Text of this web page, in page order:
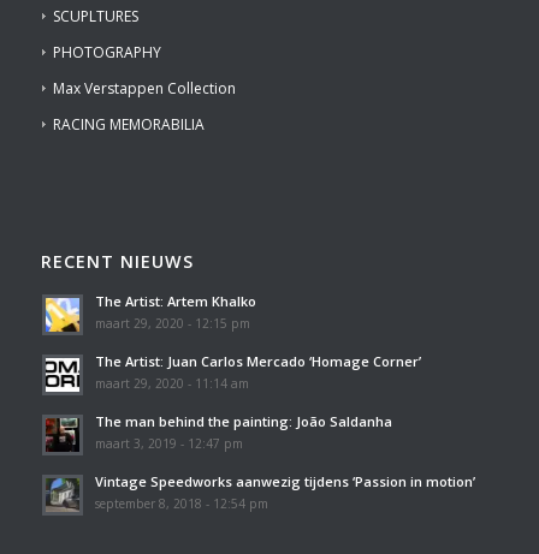
SCUPLTURES
PHOTOGRAPHY
Max Verstappen Collection
RACING MEMORABILIA
RECENT NIEUWS
The Artist: Artem Khalko
maart 29, 2020 - 12:15 pm
The Artist: Juan Carlos Mercado ‘Homage Corner’
maart 29, 2020 - 11:14 am
The man behind the painting: João Saldanha
maart 3, 2019 - 12:47 pm
Vintage Speedworks aanwezig tijdens ‘Passion in motion’
september 8, 2018 - 12:54 pm